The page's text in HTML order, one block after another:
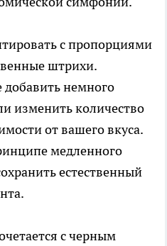
с пропорциями
штрихи.
немного
изменить количество
от вашего вкуса.
медленного
естественный
с черным